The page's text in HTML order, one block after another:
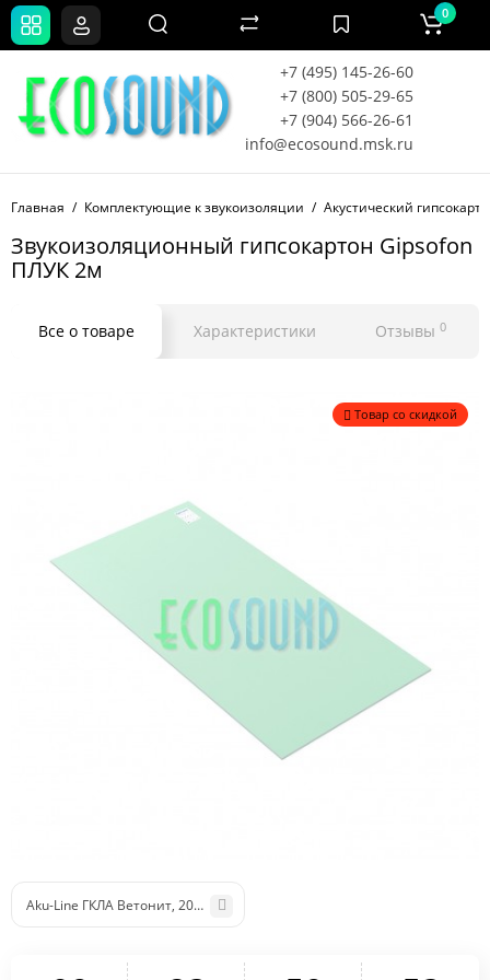
+7 (495) 145-26-60
+7 (800) 505-29-65
+7 (904) 566-26-61
info@ecosound.msk.ru
0
Главная Комплектующие к звукоизоляции Акустический
Звукоизоляционный гипсокартон Gipsofon
ПЛУК 2м
Все о товаре Характеристики Отзывы 0
Товар со скидкой